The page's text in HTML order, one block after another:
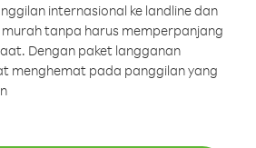
internasional ke landline dan
tanpa harus memperpanjang
Dengan paket langganan
menghemat pada panggilan yang